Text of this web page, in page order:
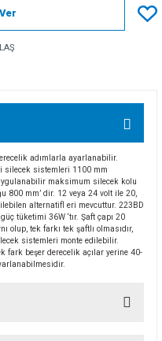
adımlarla ayarlanabilir.
silecek sistemleri 1100 mm
maksimum silecek kolu
mm’ dir. 12 veya 24 volt ile 20,
alternatifl eri mevcuttur. 223BD
tüketimi 36W ‘tır. Şaft çapı 20
olup, tek farkı tek şaftlı olmasıdır,
sistemleri monte edilebilir.
fark beşer derecelik açılar yerine 40-